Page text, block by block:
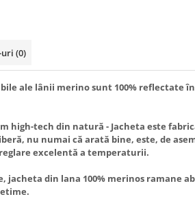
uri (0)
ale lânii merino sunt 100% reflectate
high-tech din natură - Jacheta este
nu numai că arată bine, este, de
excelentă a temperaturii.
jacheta din lana 100% merinos ramane